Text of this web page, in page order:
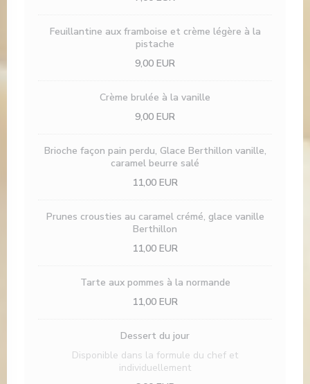
Feuillantine aux framboise et crème légère à la
pistache
9,00 EUR
Crème brulée à la vanille
9,00 EUR
Brioche façon pain perdu, Glace Berthillon vanille,
caramel beurre salé
11,00 EUR
Prunes crousties au caramel crémé, glace vanille
Berthillon
11,00 EUR
Tarte aux pommes à la normande
11,00 EUR
Dessert du jour
Disponible dans la formule du chef et
individuellement